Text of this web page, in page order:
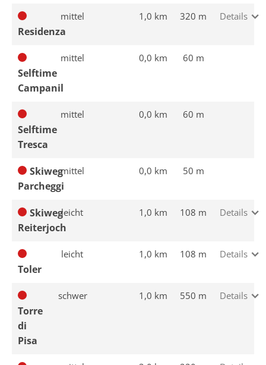
Residenza
mittel 1,0 km 320 m Details
Selftime
Campanil
mittel 0,0 km 60 m
Selftime
Tresca
mittel 0,0 km 60 m
Skiweg
Parcheggi
mittel 0,0 km 50 m
Skiweg
Reiterjoch
leicht 1,0 km 108 m Details
Toler
leicht 1,0 km 108 m Details
Torre
di
Pisa
schwer 1,0 km 550 m Details